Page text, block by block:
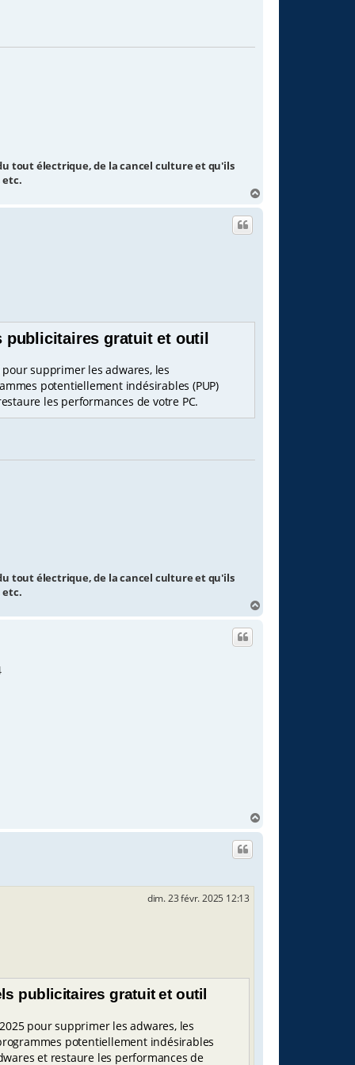
tout électrique, de la cancel culture et qu'ils
etc.
publicitaires gratuit et outil
supprimer les adwares, les
potentiellement indésirables (PUP)
les performances de votre PC.
tout électrique, de la cancel culture et qu'ils
etc.
dim. 23 févr. 2025 12:13
publicitaires gratuit et outil
pour supprimer les adwares, les
potentiellement indésirables
et restaure les performances de